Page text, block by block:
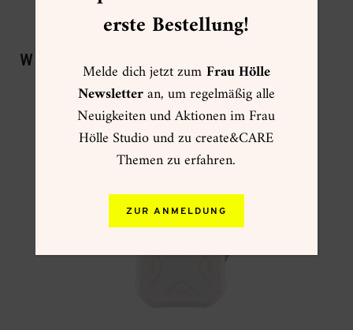
WEITERE STANZEN:
erste Bestellung!
Melde dich jetzt zumFrau Hölle
Newsletteran, um regelmäßig alle
Neuigkeiten und Aktionen im Frau
Hölle Studio und zu create&CARE
Themen zu erfahren.
ZUR ANMELDUNG